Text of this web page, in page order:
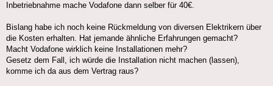
Inbetriebnahme mache Vodafone dann selber für 40€.
Bislang habe ich noch keine Rückmeldung von diversen Elektrikern über
die Kosten erhalten. Hat jemande ähnliche Erfahrungen gemacht?
Macht Vodafone wirklich keine Installationen mehr?
Gesetz dem Fall, ich würde die Installation nicht machen (lassen),
komme ich da aus dem Vertrag raus?